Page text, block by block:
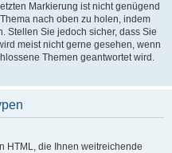
Markierung ist nicht genügend
nach oben zu holen, indem
Stellen Sie jedoch sicher, dass Sie
meist nicht gerne gesehen, wenn
Themen geantwortet wird.
HTML, die Ihnen weitreichende